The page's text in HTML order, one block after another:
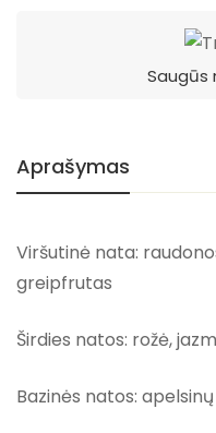
Saugūs
Aprašymas
Viršutinė nata:
greipfrutas
Širdies natos: rožė,
Bazinės natos: